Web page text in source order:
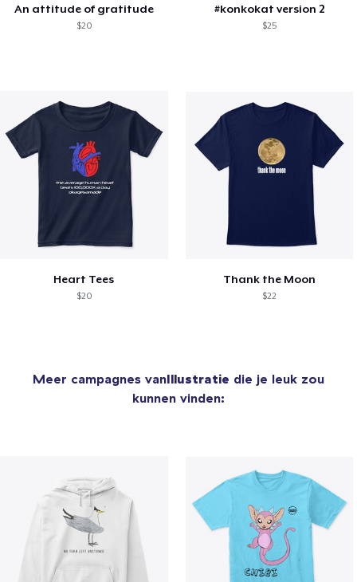
An attitude of gratitude
$20
#konkokat version 2
$25
Heart Tees
$20
Thank the Moon
$22
Meer campagnes vanIllustratie die je leuk zou
kunnen vinden: